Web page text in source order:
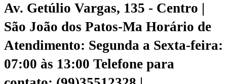
Av. Getúlio Vargas, 135 - Centro |
São João dos Patos-Ma Horário de
Atendimento: Segunda a Sexta-feira:
07:00 às 13:00 Telefone para